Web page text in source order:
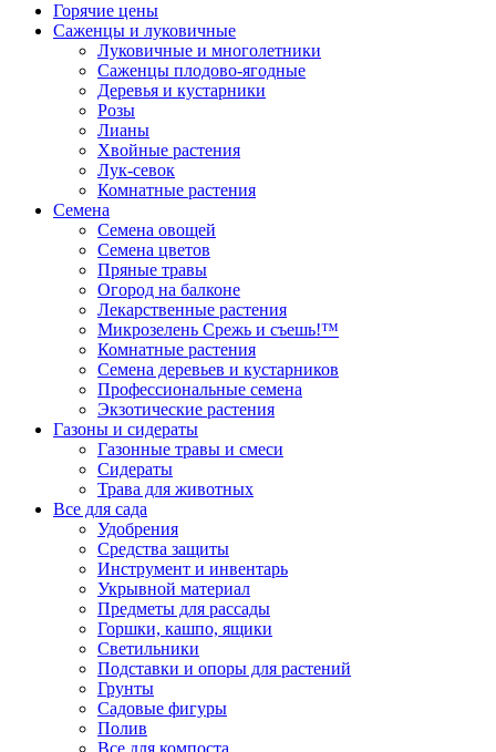
Горячие цены
Саженцы и луковичные
Луковичные и многолетники
Саженцы плодово-ягодные
Деревья и кустарники
Розы
Лианы
Хвойные растения
Лук-севок
Комнатные растения
Семена
Семена овощей
Семена цветов
Пряные травы
Огород на балконе
Лекарственные растения
Микрозелень Срежь и съешь!™
Комнатные растения
Семена деревьев и кустарников
Профессиональные семена
Экзотические растения
Газоны и сидераты
Газонные травы и смеси
Сидераты
Трава для животных
Все для сада
Удобрения
Средства защиты
Инструмент и инвентарь
Укрывной материал
Предметы для рассады
Горшки, кашпо, ящики
Светильники
Подставки и опоры для растений
Грунты
Садовые фигуры
Полив